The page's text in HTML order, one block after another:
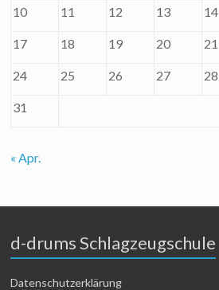
10 11 12 13 14
17 18 19 20 21
24 25 26 27 28
31
« Apr.
d-drums Schlagzeugschule
Datenschutzerklärung